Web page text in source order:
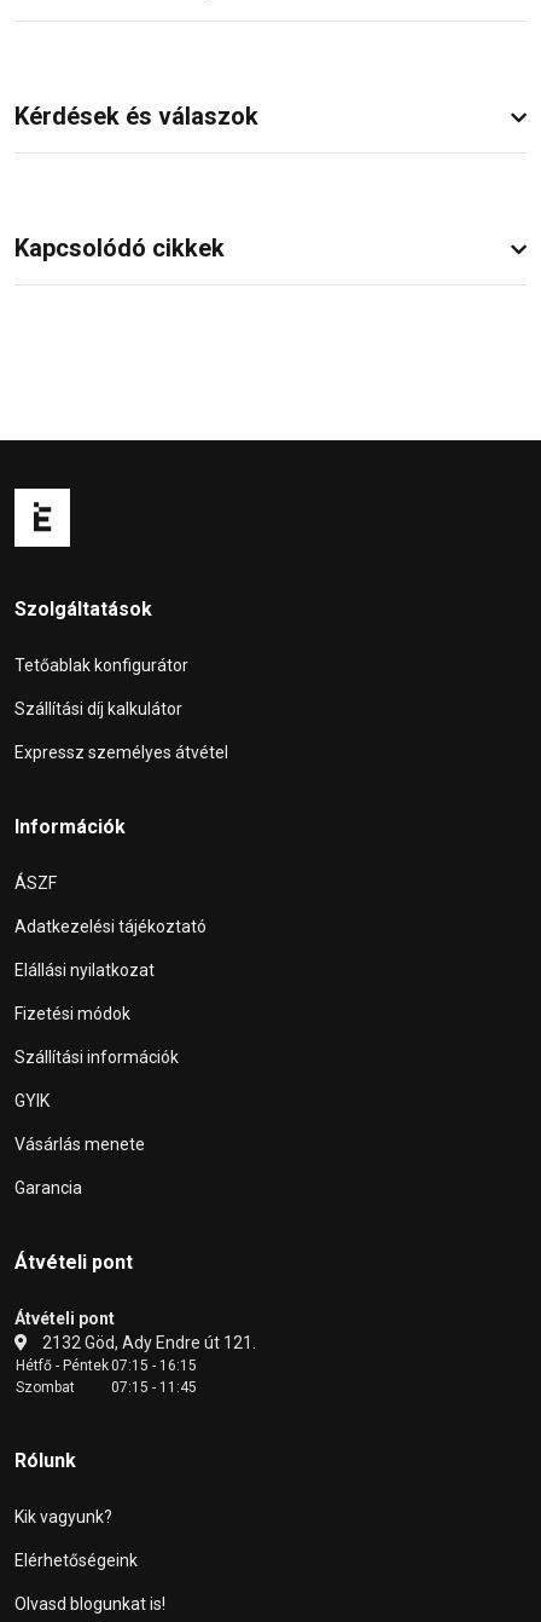
Kérdések és válaszok
Kapcsolódó cikkek
Szolgáltatások
Tetőablak konfigurátor
Szállítási díj kalkulátor
Expressz személyes átvétel
Információk
ÁSZF
Adatkezelési tájékoztató
Elállási nyilatkozat
Fizetési módok
Szállítási információk
GYIK
Vásárlás menete
Garancia
Átvételi pont
Átvételi pont
2132 Göd, Ady Endre út 121.
Hétfő - Péntek07:15 - 16:15
Szombat
07:15 - 11:45
Rólunk
Kik vagyunk?
Elérhetőségeink
Olvasd blogunkat is!